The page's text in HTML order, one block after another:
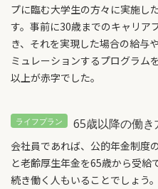
プに臨む大学生の方々に実施し
す。事前に30歳までのキャリア
き、それを実現した場合の給与
ミュレーションするプログラム
以上が赤字でした。
65歳以降の働
会社員であれば、公的年金制度
と老齢厚生年金を65歳から受給
続き働く人もいることでしょう